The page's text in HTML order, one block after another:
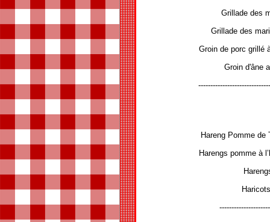
Grillade des
Grillade des
Groin de porc grillé
Groin d'âne
Hareng Pomme de
Harengs pomme à